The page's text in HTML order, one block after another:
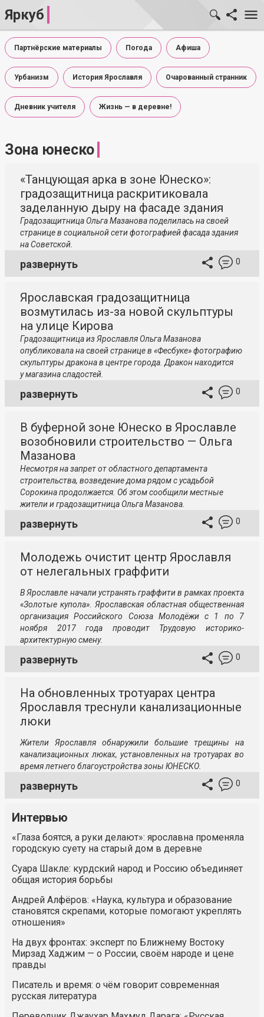
Яркуб
Партнёрские материалы Погода Афиша
Урбанизм История Ярославля Очарованный странник
Дневник учителя Жизнь — в деревне!
Зона юнеско
«Танцующая арка в зоне Юнеско»:
градозащитница раскритиковала
заделанную дыру на фасаде здания
Градозащитница Ольга Мазанова поделилась на своей
странице в социальной сети фотографией фасада здания
на Советской.
развернуть 0
Ярославская градозащитница
возмутилась из-за новой скульптуры
на улице Кирова
Градозащитница из Ярославля Ольга Мазанова
опубликовала на своей странице в «Фесбуке» фотографию
скульптуры дракона в центре города. Дракон находится
у магазина сладостей.
развернуть 0
В буферной зоне Юнеско в Ярославле
возобновили строительство — Ольга
Мазанова
Несмотря на запрет от областного департамента
строительства, возведение дома рядом с усадьбой
Сорокина продолжается. Об этом сообщили местные
жители и градозащитница Ольга Мазанова.
развернуть 0
Молодежь очистит центр Ярославля
от нелегальных граффити
В Ярославле начали устранять граффити в рамках проекта
«Золотые купола». Ярославская областная общественная
организация Российского Союза Молодёжи с 1 по 7
ноября 2017 года проводит Трудовую историко-
архитектурную смену.
развернуть 0
На обновленных тротуарах центра
Ярославля треснули канализационные
люки
Жители Ярославля обнаружили большие трещины на
канализационных люках, установленных на тротуарах во
время летнего благоустройства зоны ЮНЕСКО.
развернуть 0
Интервью
«Глаза боятся, а руки делают»: ярославна променяла
городскую суету на старый дом в деревне
Суара Шакле: курдский народ и Россию объединяет
общая история борьбы
Андрей Алфёров: «Наука, культура и образование
становятся скрепами, которые помогают укреплять
отношения»
На двух фронтах: эксперт по Ближнему Востоку
Мирзад Хаджим — о России, своём народе и цене
правды
Писатель и время: о чём говорит современная
русская литература